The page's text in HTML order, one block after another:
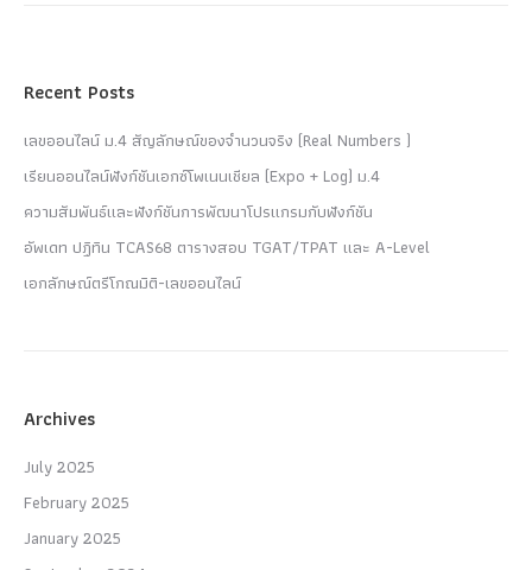
Recent Posts
เลขออนไลน์ ม.4 สัญลักษณ์ของจำนวนจริง (Real Numbers )
เรียนออนไลน์ฟังก์ชันเอกซ์โพเนนเชียล (Expo + Log) ม.4
ความสัมพันธ์และฟังก์ชันการพัฒนาโปรแกรมกับฟังก์ชัน
อัพเดท ปฏิทิน TCAS68 ตารางสอบ TGAT/TPAT และ A-Level
เอกลักษณ์ตรีโกณมิติ-เลขออนไลน์
Archives
July 2025
February 2025
January 2025